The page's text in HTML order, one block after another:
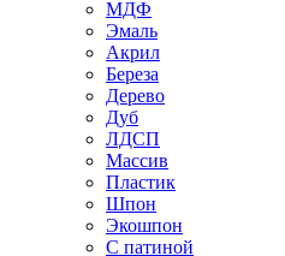
МДФ
Эмаль
Акрил
Береза
Дерево
Дуб
ЛДСП
Массив
Пластик
Шпон
Экошпон
С патиной